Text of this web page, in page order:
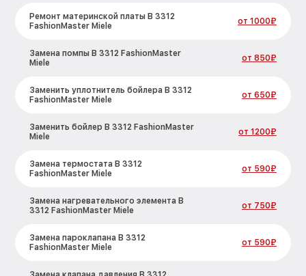
Ремонт материнской платы B 3312
FashionMaster Miele
от 1000₽
Замена помпы B 3312 FashionMaster
Miele
от 850₽
Заменить уплотнитель бойлера B 3312
FashionMaster Miele
от 650₽
Заменить бойлер B 3312 FashionMaster
Miele
от 1200₽
Замена термостата B 3312
FashionMaster Miele
от 590₽
Замена нагревательного элемента B
3312 FashionMaster Miele
от 750₽
Замена пароклапана B 3312
FashionMaster Miele
от 590₽